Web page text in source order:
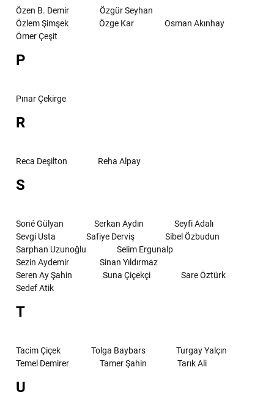
Özen B. Demir
Özgür Seyhan
Özlem Şimşek
Özge Kar
Osman Akınhay
Ömer Çeşit
P
Pınar Çekirge
R
Reca Deşilton Reha Alpay
S
Soné Gülyan Serkan Aydın
Seyfi Adalı
Sevgi Usta
Safiye Derviş
Sibel Özbudun
Sarphan Uzunoğlu
Selim Ergunalp
Sezin Aydemir
Sinan Yıldırmaz
Seren Ay Şahin
Suna Çiçekçi
Sare Öztürk
Sedef Atik
T
Tacim Çiçek Tolga Baybars
Turgay Yalçın
Temel Demirer
Tamer Şahin Tarık Ali
U